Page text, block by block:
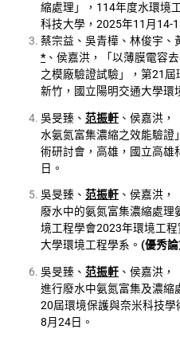
縮處理」，114年度水環境
科技大學，2025年11月14-
蔡宗益、吳青樺、林俊宇、
*、侯嘉洪，「以薄膜電容
之模廠驗證試驗」，第21屆
新竹，國立陽明交通大學環
吳旻臻、范振軒 、侯嘉洪
水氨氮富集濃縮之效能驗證
術研討會，高雄，國立高
日。
吳旻臻、范振軒 、侯嘉洪
廢水中的氨氮富集濃縮處理
境工程學會2023年環境工
大學環境工程學系。(優秀
吳旻臻、范振軒 、侯嘉洪
進行廢水中氨氮富集及濃縮
20屆環境保護與奈米科技
8月24日。